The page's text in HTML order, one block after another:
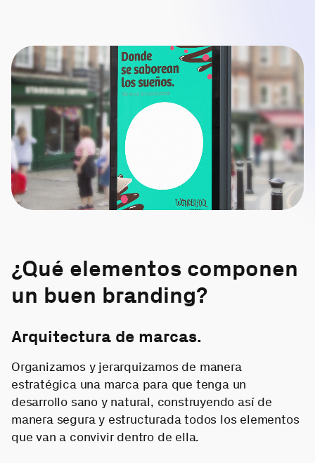
¿Qué elementos componen
un buen branding?
Arquitectura de marcas.
Organizamos y jerarquizamos de manera
estratégica una marca para que tenga un
desarrollo sano y natural, construyendo así de
manera segura y estructurada todos los elementos
que van a convivir dentro de ella.